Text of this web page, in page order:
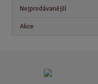
Nejprodávanější
Akce